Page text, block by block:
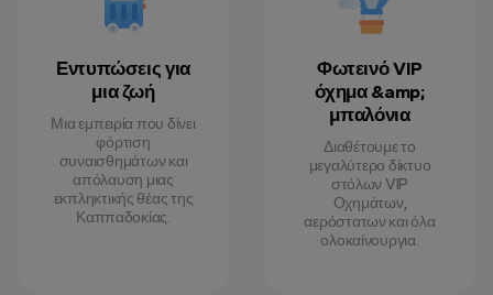
Εντυπώσεις για
μια ζωή
Μια εμπειρία που δίνει
φόρτιση
συναισθημάτων και
απόλαυση μιας
εκπληκτικής θέας της
Καππαδοκίας.
Φωτεινό VIP
όχημα &amp;
μπαλόνια
Διαθέτουμε το
μεγαλύτερο δίκτυο
στόλων VIP
Οχημάτων,
αερόστατων και όλα
ολοκαίνουργια.